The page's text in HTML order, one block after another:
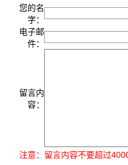
您的名
字：
电子邮
件：
留言内
容：
注意： 留言内容不要超过